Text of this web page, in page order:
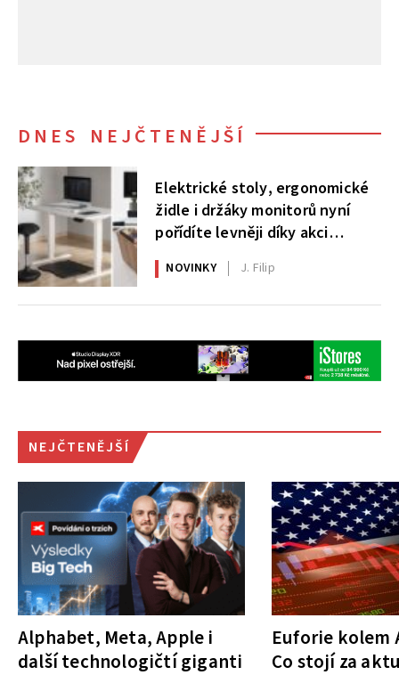
DNES NEJČTENĚJŠÍ
Elektrické stoly, ergonomické
židle i držáky monitorů nyní
pořídíte levněji díky akci
AlzaErgo
NOVINKY J. Filip
NEJČTENĚJŠÍ
Alphabet, Meta, Apple i
další technologičtí giganti
Euforie kolem
Co stojí za